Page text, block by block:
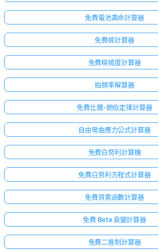
免費電池壽命計算器
免費樑計算器
免費樑撓度計算器
拍頻率解算器
免費比爾-朗伯定律計算器
自由彎曲應力公式計算器
免費白努利計算機
免費白努利方程式計算器
免費貝索函數計算器
免費 Beta 衰變計算器
免費二進制計算器